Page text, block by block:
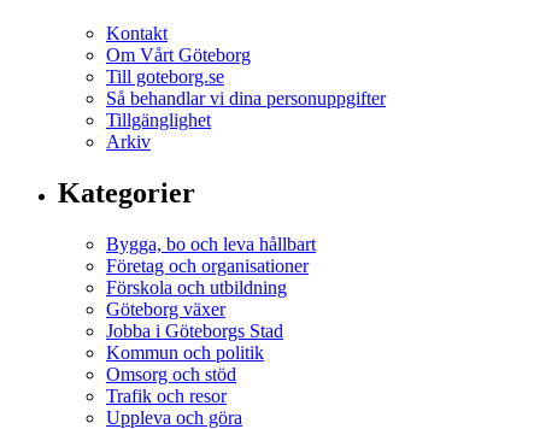
Kontakt
Om Vårt Göteborg
Till goteborg.se
Så behandlar vi dina personuppgifter
Tillgänglighet
Arkiv
Kategorier
Bygga, bo och leva hållbart
Företag och organisationer
Förskola och utbildning
Göteborg växer
Jobba i Göteborgs Stad
Kommun och politik
Omsorg och stöd
Trafik och resor
Uppleva och göra